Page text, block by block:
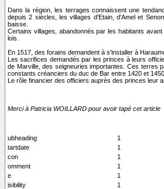
Dans la région, les terrages connaissent une
depuis 2 siècles, les villages d'Etain, d'Amel et
baisse.
Certains villages, abandonnés par les habitants
lois.
En 1517, des forains demandent à s'installer à
Les sacrifices demandés par les princes à leurs
de Marville, des seigneuries importantes. Ces terres
constants créanciers du duc de Bar entre 1420 et
Le rôle financier des officiers auprès des princes leur
Merci à Patricia WOILLARD pour avoir tapé cet article
ubheading
1
tartdate
1
con
1
omment
1
e
1
isibility
1